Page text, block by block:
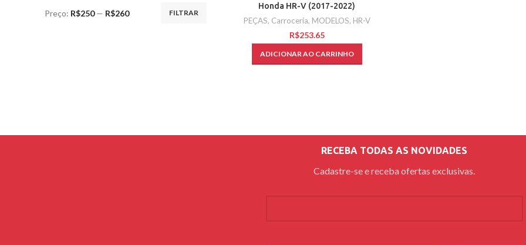
FILTRAR
Preço: R$250— R$260
Honda HR-V (2017-2022)
PEÇAS, Carroceria, MODELOS, HR-V
R$
ADICIONAR AO CARRINHO
RECEBA TODAS AS NOVIDADES
Cadastre-se e receba ofertas exclusivas.